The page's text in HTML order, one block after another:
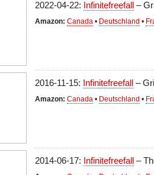
2022-04-22: Infinitefreefall –
Amazon: Canada • Deutschland •
2016-11-15: Infinitefreefall –
Amazon: Canada • Deutschland •
2014-06-17: Infinitefreefall –